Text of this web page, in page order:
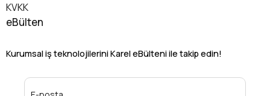
KVKK
eBülten
Kurumsal iş teknolojilerini Karel eBülteni ile takip edin!